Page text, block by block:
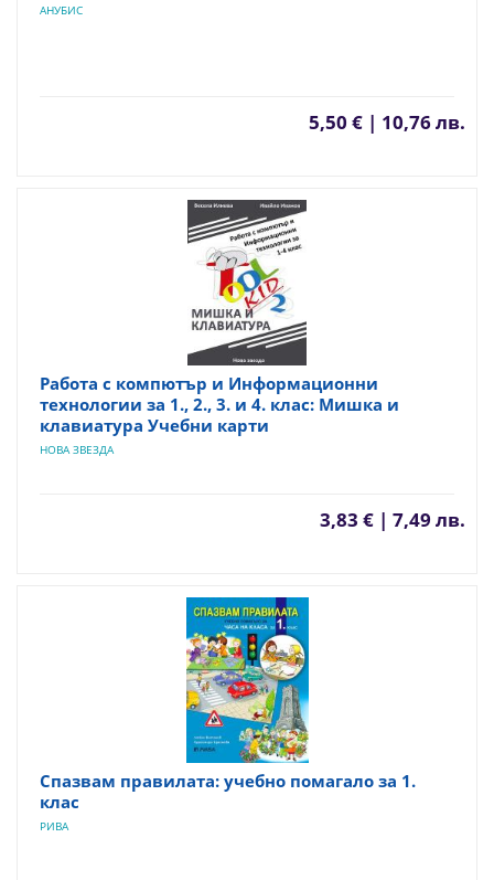
АНУБИС
5,50 € | 10,76 лв.
Работа с компютър и Информационни
технологии за 1., 2., 3. и 4. клас: Мишка и
клавиатура Учебни карти
НОВА ЗВЕЗДА
3,83 € | 7,49 лв.
Спазвам правилата: учебно помагало за 1.
клас
РИВА